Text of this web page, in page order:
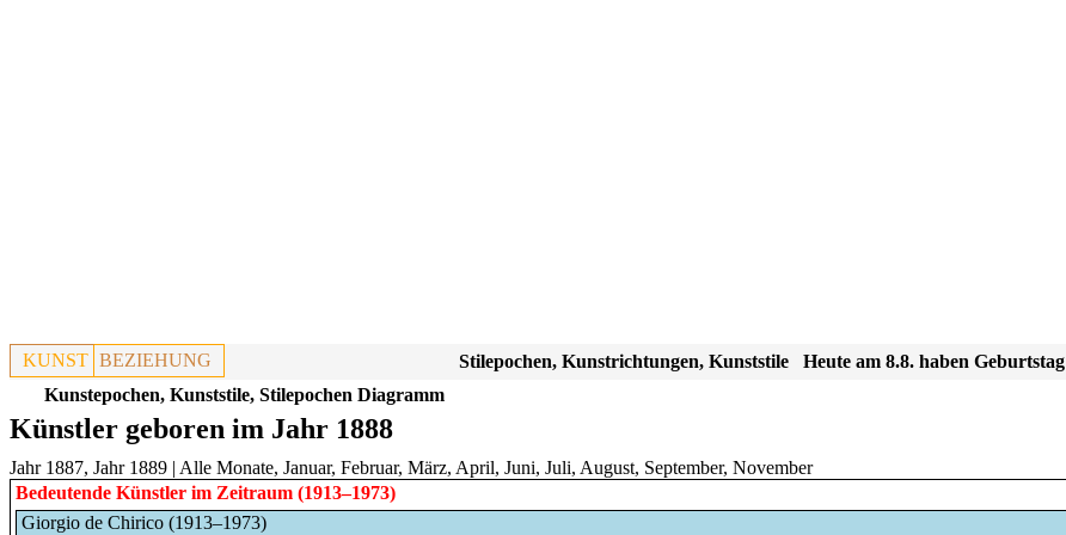
KUNST BEZIEHUNG Heute am 8.8. haben Geburtstag
Stilepochen, Kunstrichtungen, Kunststile
Kunstepochen, Kunststile, Stilepochen Diagramm
Künstler geboren im Jahr 1888
Jahr 1887, Jahr 1889 | Alle Monate, Januar, Februar, März, April, Juni, Juli, August, September, November
Bedeutende Künstler im Zeitraum (1913–1973)
Giorgio de Chirico (1913–1973)